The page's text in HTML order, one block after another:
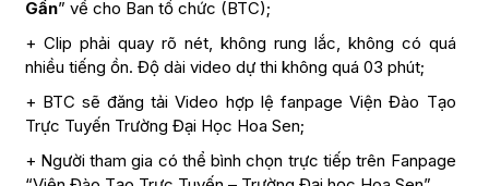
Gần” về cho Ban tổ chức (BTC);
+ Clip phải quay rõ nét, không rung lắc, không có quá
nhiều tiếng ồn. Độ dài video dự thi không quá 03 phút;
+ BTC sẽ đăng tải Video hợp lệ fanpage Viện Đào Tạo
Trực Tuyến Trường Đại Học Hoa Sen;
+ Người tham gia có thể bình chọn trực tiếp trên Fanpage